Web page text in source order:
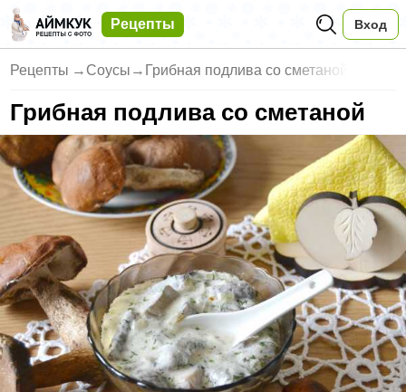
Рецепты Вход
Рецепты → Соусы → Грибная подлива со сметаной
Грибная подлива со сметаной